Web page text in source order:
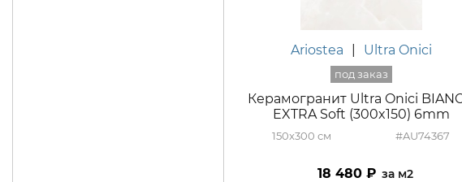
Ariostea Ultra Onici
Керамогранит Ultra Onici
EXTRA Soft (300x150) 6mm
150x300 #AU74367
18 480 м2